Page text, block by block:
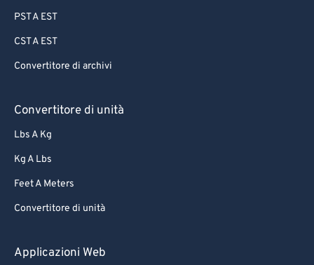
PST A EST
CST A EST
Convertitore di archivi
Convertitore di unità
Lbs A Kg
Kg A Lbs
Feet A Meters
Convertitore di unità
Applicazioni Web